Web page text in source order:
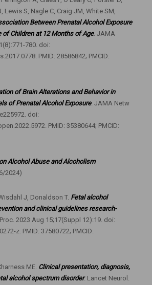
Lewis S, Nagle C, Craig JM, White SM,
Between Prenatal Alcohol Exposure
of Children at 12 Months of Age. JAMA
780. doi:
PMID: 28586842; PMCID:
of Brain Alterations and Behavior in
of Prenatal Alcohol Exposure. JAMA Netw
doi:
PMID: 35380644; PMCID:
Alcohol Abuse and Alcoholism
2024)
J, Donaldson T. Fetal alcohol
and clinical guidelines research-
2023 Aug 15;17(Suppl 12):19. doi:
z. PMID: 37580722; PMCID:
ME. Clinical presentation, diagnosis,
alcohol spectrum disorder. Lancet Neurol.